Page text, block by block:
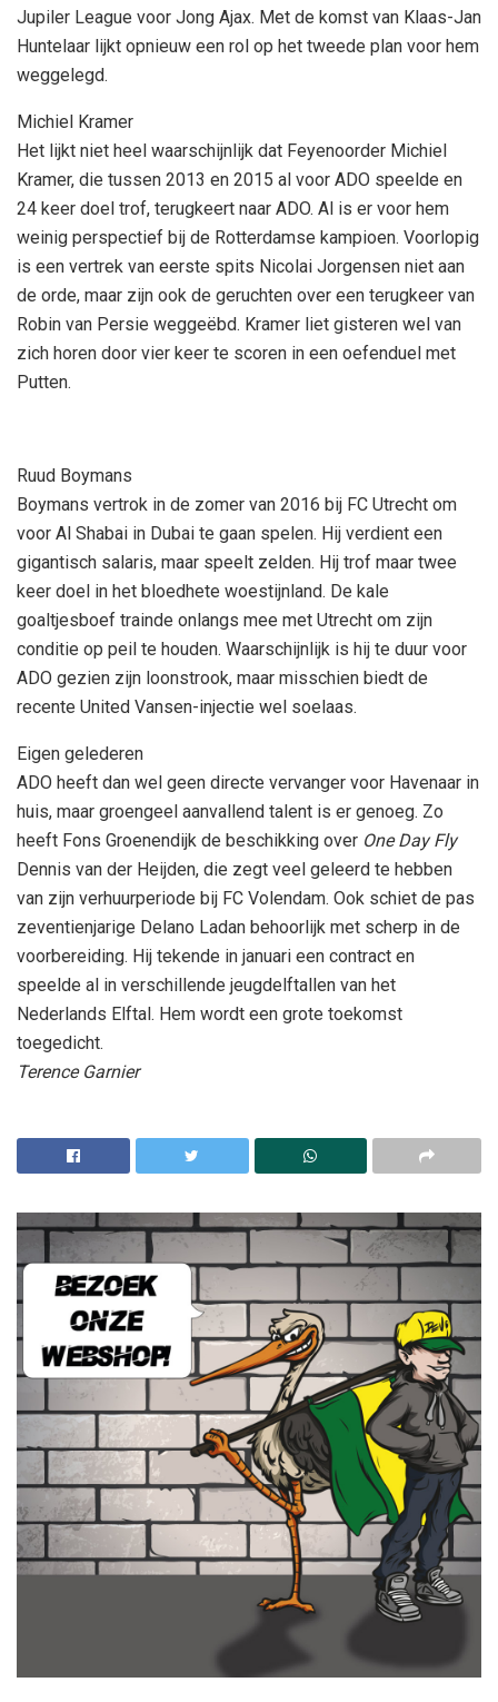
Jupiler League voor Jong Ajax. Met de komst van Klaas-Jan
Huntelaar lijkt opnieuw een rol op het tweede plan voor hem
weggelegd.
Michiel Kramer
Het lijkt niet heel waarschijnlijk dat Feyenoorder Michiel
Kramer, die tussen 2013 en 2015 al voor ADO speelde en
24 keer doel trof, terugkeert naar ADO. Al is er voor hem
weinig perspectief bij de Rotterdamse kampioen. Voorlopig
is een vertrek van eerste spits Nicolai Jorgensen niet aan
de orde, maar zijn ook de geruchten over een terugkeer van
Robin van Persie weggeëbd. Kramer liet gisteren wel van
zich horen door vier keer te scoren in een oefenduel met
Putten.
Ruud Boymans
Boymans vertrok in de zomer van 2016 bij FC Utrecht om
voor Al Shabai in Dubai te gaan spelen. Hij verdient een
gigantisch salaris, maar speelt zelden. Hij trof maar twee
keer doel in het bloedhete woestijnland. De kale
goaltjesboef trainde onlangs mee met Utrecht om zijn
conditie op peil te houden. Waarschijnlijk is hij te duur voor
ADO gezien zijn loonstrook, maar misschien biedt de
recente United Vansen-injectie wel soelaas.
Eigen gelederen
ADO heeft dan wel geen directe vervanger voor Havenaar in
huis, maar groengeel aanvallend talent is er genoeg. Zo
heeft Fons Groenendijk de beschikking over One Day Fly
Dennis van der Heijden, die zegt veel geleerd te hebben
van zijn verhuurperiode bij FC Volendam. Ook schiet de pas
zeventienjarige Delano Ladan behoorlijk met scherp in de
voorbereiding. Hij tekende in januari een contract en
speelde al in verschillende jeugdelftallen van het
Nederlands Elftal. Hem wordt een grote toekomst
toegedicht.
Terence Garnier